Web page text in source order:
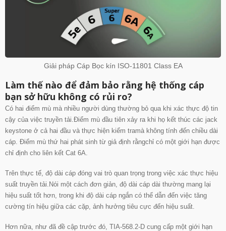
Giải pháp Cáp Bọc kín ISO-11801 Class EA
Làm thế nào để đảm bảo rằng hệ thống cáp
bạn sở hữu không có rủi ro?
Có hai điểm mù mà nhiều người dùng thường bỏ qua khi xác thực độ tin
cậy của việc truyền tải. Điểm mù đầu tiên xảy ra khi họ kết thúc các jack
keystone ở cả hai đầu và thực hiện kiểm tramà không tính đến chiều dài
cáp . Điểm mù thứ hai phát sinh từ giả định rằngchỉ có một giới hạn được
chỉ định cho liên kết Cat 6A.
Trên thực tế, độ dài cáp đóng vai trò quan trọng trong việc xác thực hiệu
suất truyền tải. Nói một cách đơn giản, độ dài cáp dài thường mang lại
hiệu suất tốt hơn, trong khi độ dài cáp ngắn có thể dẫn đến việc tăng
cường tín hiệu giữa các cặp, ảnh hưởng tiêu cực đến hiệu suất.
Hơn nữa, như đã đề cập trước đó, TIA-568.2-D cung cấp một giới hạn